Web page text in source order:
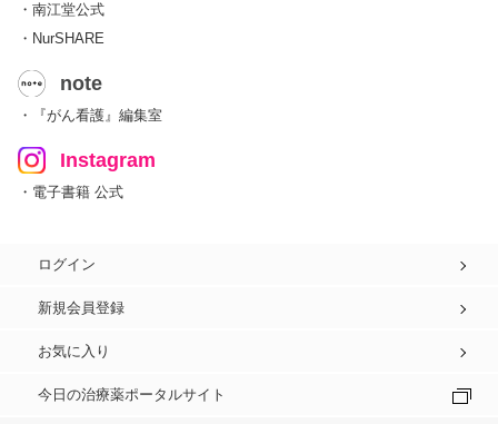
・南江堂公式
・NurSHARE
note
・『がん看護』編集室
Instagram
・電子書籍 公式
ログイン
新規会員登録
お気に入り
今日の治療薬ポータルサイト